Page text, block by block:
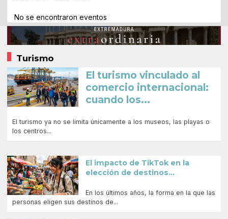
No se encontraron eventos
Turismo
El turismo vinculado al
comercio internacional:
cuando los...
El turismo ya no se limita únicamente a los museos, las playas o
los centros...
El impacto de TikTok en la
elección de destinos...
En los últimos años, la forma en la que las
personas eligen sus destinos de...